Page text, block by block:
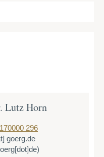
Lutz Horn
296
goerg.de